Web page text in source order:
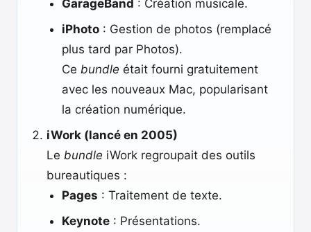
GarageBand : Création musicale.
iPhoto : Gestion de photos (remplacé
plus tard par Photos).
Ce bundle était fourni gratuitement
avec les nouveaux Mac, popularisant
la création numérique.
iWork (lancé en 2005)
Le bundle iWork regroupait des outils
bureautiques :
Pages : Traitement de texte.
Keynote : Présentations.